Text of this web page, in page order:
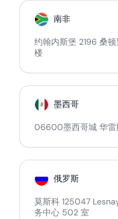
南非
约翰内斯堡 2196 桑
楼
墨西哥
06600墨西哥城 华雷
俄罗斯
莫斯科 125047
务中心 502 室